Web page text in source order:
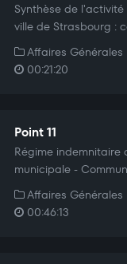
Synthèse de
ville de Strasbourg :
Affaires Générales
00:21:20
Point 11
Régime indemnitaire
municipale -
Affaires Générales
00:46:13